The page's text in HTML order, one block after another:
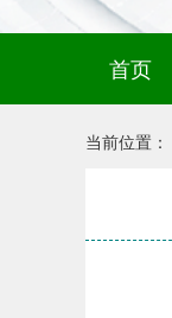
首页
当前位置：